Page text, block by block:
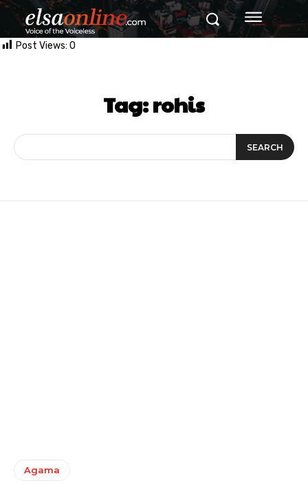
Post Views: 0
Tag:rohis
SEARCH
Agama